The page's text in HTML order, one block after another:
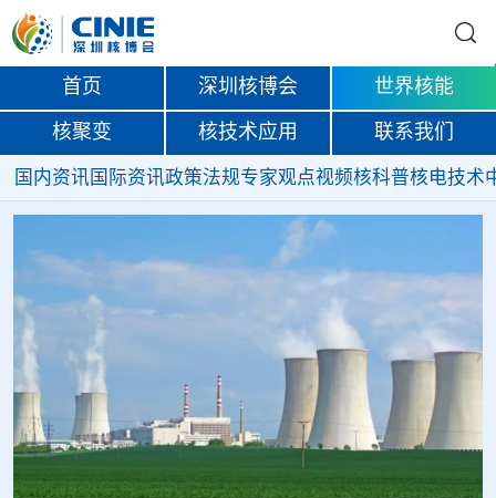
首页 深圳核博会 世界核能
核聚变 核技术应用 联系我们
国内资讯 国际资讯政策法规专家观点视频核科普核电技术